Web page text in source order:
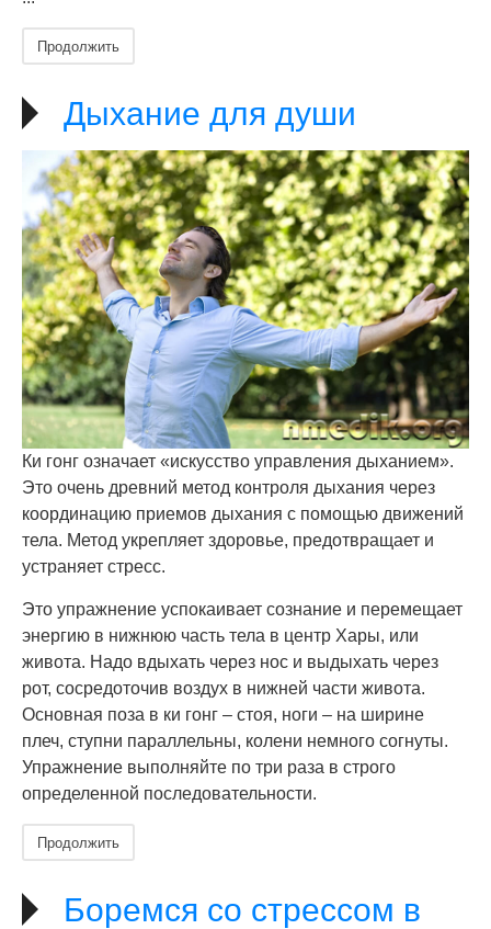
Продолжить
Дыхание для души
Ки гонг означает «искусство управления дыханием».
Это очень древний метод контроля дыхания через
координацию приемов дыхания с помощью движений
тела. Метод укрепляет здоровье, предотвращает и
устраняет стресс.
Это упражнение успокаивает сознание и перемещает
энергию в нижнюю часть тела в центр Хары, или
живота. Надо вдыхать через нос и выдыхать через
рот, сосредоточив воздух в нижней части живота.
Основная поза в ки гонг – стоя, ноги – на ширине
плеч, ступни параллельны, колени немного согнуты.
Упражнение выполняйте по три раза в строго
определенной последовательности.
Продолжить
Боремся со стрессом в